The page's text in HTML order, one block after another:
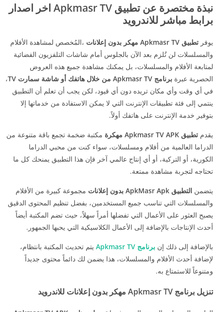
نبذة مختصرة عن تطبيق Apkmasr TV اخر اصدار
برابط مباشر للاندرويد
يوفر تطبيق Apkmasr TV مهكر بدون إعلانات
،المُخصص لمشاهدة الأفلام
والمسلسلات لن تُلزم بعد الآن بالجلوس أمام شاشات التلفزيون الفضائية
لمتابعة الأفلام والمسلسلات، بل يمكنك مشاهدة جميع هذه العروض
الحصرية عبرة برنامج Apkmasr TV من خلال هاتفك أو شاشة سمارت TV
،
في أي وقت وأي مكان تريده دون أي قيود، لكن يجب أن تعلم أن التطبيق
ينتمي إلى فئة تطبيقات الإنترنت التي لا يمكن الاستفادة من خدماتها إلا
بتوفير خدمة الإنترنت على هاتفك أولاً.
يقدم تطبيق Apkmasr TV APK مهكرة
مكتبة ضخمة تجمع باقة متنوعة من
الدراما العالمية من أفلام ومسلسلات، سواء كنت من محبي الدراما
الكورية، أو التركية، أو أي إنتاج عالمي آخر فإن هذا التطبيق يمنحك كل ما
تحتاجه لتجربة مشاهدة ممتعة.
يتضمن التطبيق ApkMasr Apk بدون إعلانات
مجموعة كبيرة من الأفلام
والمسلسلات التي تناسب جميع المستخدمين، بفضل تنظيم المحتوى الدقيق
يصبح العثور على الأعمال التي تفضلها أمراً سهلاً، حيث تضم المكتبة أيضاً
أحدث الإنتاجات بالإضافة إلى الأعمال الكلاسيكية التي يحبها الجمهور.
بالإضافة إلى ذلك إن برنامج Apkmasr TV
يتم تحديث المكتبة بانتظام،
لإضافة أحدث الأفلام والمسلسلات، هذا يضمن لك دائماً محتوى جديداً
ومتنوعاً للاستمتاع به.
تنزيل برنامج Apkmasr TV مهكر بدون إعلانات للاندرويد